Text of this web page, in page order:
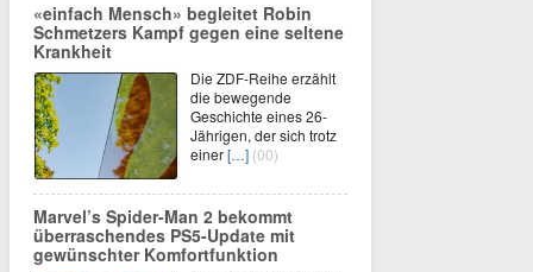
«einfach Mensch» begleitet Robin
Schmetzers Kampf gegen eine seltene
Krankheit
Die ZDF-Reihe erzählt
die bewegende
Geschichte eines 26-
Jährigen, der sich trotz
einer[…] (00)
Marvel’s Spider-Man 2 bekommt
überraschendes PS5-Update mit
gewünschter Komfortfunktion